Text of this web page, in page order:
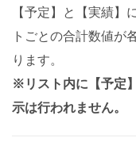
【予定】と【実績
トごとの合計数値が
ります。
※リスト内に【予定
示は行われません。